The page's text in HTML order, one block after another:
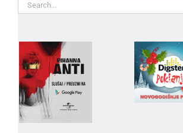
Search
for: